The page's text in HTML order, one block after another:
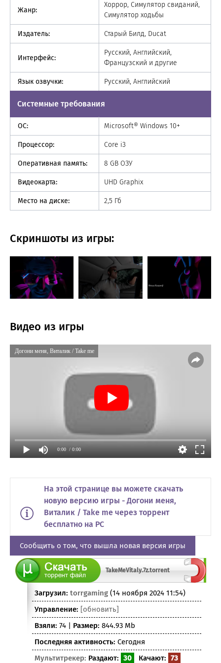
Жанр:
Хоррор, Симулятор свиданий,
Симулятор ходьбы
Издатель: Старый Билд, Ducat
Интерфейс:
Русский, Английский,
Французский и другие
Язык озвучки: Русский, Английский
Системные требования
ОС: Microsoft® Windows 10+
Процессор: Core i3
Оперативная память: 8 GB ОЗУ
Видеокарта: UHD Graphix
Место на диске: 2,5 Гб
Скриншоты из игры:
Видео из игры
Догони меня, Виталик / Take me
0:00 / 0:00
На этой странице вы можете скачать
новую версию игры - Догони меня,
Виталик / Take me через торрент
бесплатно на PC
Сообщить о том, что вышла новая версия игры
TakeMeVitaly.7z.torrent
Загрузил: torrgaming (14 ноября 2024 11:54)
Управление: [обновить]
Взяли: 74 | Размер: 844.93 Mb
Последняя активность: Сегодня
Мультитрекер: Раздают: 30 Качают: 73